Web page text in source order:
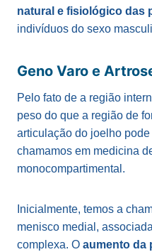
natural e fisiológico das
indivíduos do sexo
Geno Varo e
Pelo fato de a região
peso do que a região de
articulação do joelho
chamamos em medicina
monocompartimental.
Inicialmente, temos a
menisco medial,
complexa. O aumento da